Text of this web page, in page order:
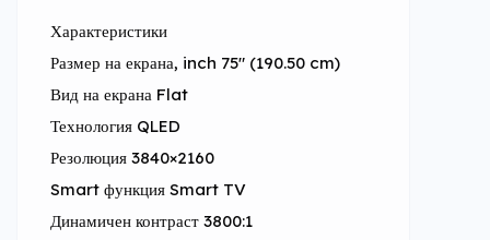
Характеристики
Размер на екрана, inch 75″ (190.50 cm)
Вид на екрана Flat
Технология QLED
Резолюция 3840×2160
Smart функция Smart TV
Динамичен контраст 3800:1